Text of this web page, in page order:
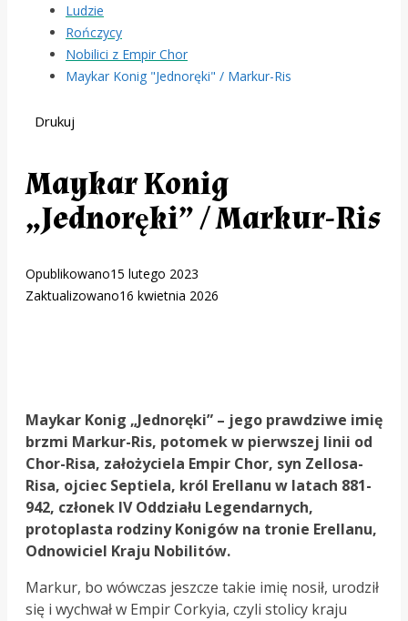
Ludzie
Rończycy
Nobilici z Empir Chor
Maykar Konig "Jednoręki" / Markur-Ris
Drukuj
Maykar Konig
„Jednoręki” / Markur-Ris
Opublikowano15 lutego 2023
Zaktualizowano16 kwietnia 2026
Maykar Konig „Jednoręki” – jego prawdziwe imię
brzmi Markur-Ris, potomek w pierwszej linii od
Chor-Risa, założyciela Empir Chor, syn Zellosa-
Risa, ojciec Septiela, król Erellanu w latach 881-
942, członek IV Oddziału Legendarnych,
protoplasta rodziny Konigów na tronie Erellanu,
Odnowiciel Kraju Nobilitów.
Markur, bo wówczas jeszcze takie imię nosił, urodził
się i wychwał w Empir Corkyia, czyli stolicy kraju